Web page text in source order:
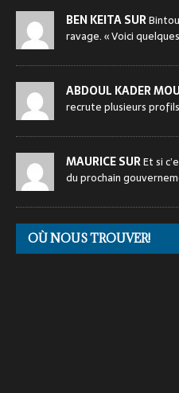
BEN KEITA SUR
ravage. « Voici
ABDOUL KADER
recrute plusieurs profils
MAURICE SUREt si
du prochain
OÙ NOUS TROUVER!